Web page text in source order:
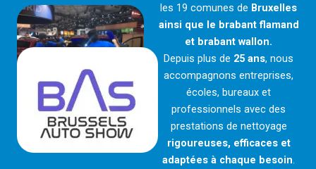
les 19 comunes de Bruxelles
ainsi que le brabant flamand
et brabant wallon.
Depuis plus de 25 ans, nous
accompagnons entreprises,
écoles, bureaux et
professionnels avec des
prestations de nettoyage
rigoureuses, efficaces et
adaptées à chaque besoin.